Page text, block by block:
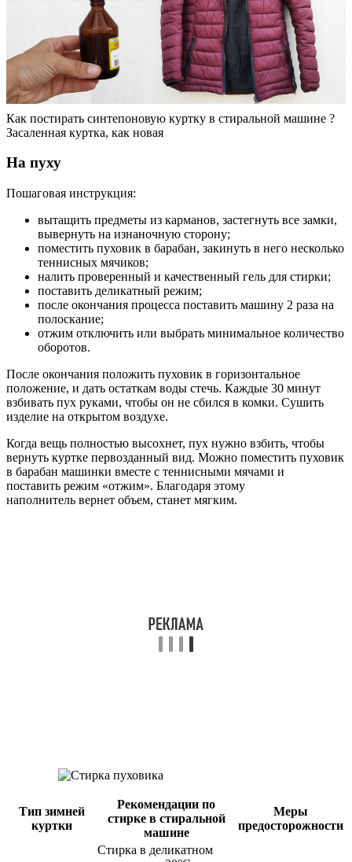
Как постирать синтепоновую куртку в стиральной машине ?
Засаленная куртка, как новая
На пуху
Пошаговая инструкция:
вытащить предметы из карманов, застегнуть все замки,
вывернуть на изнаночную сторону;
поместить пуховик в барабан, закинуть в него несколько
теннисных мячиков;
налить проверенный и качественный гель для стирки;
поставить деликатный режим;
после окончания процесса поставить машину 2 раза на
полоскание;
отжим отключить или выбрать минимальное количество
оборотов.
После окончания положить пуховик в горизонтальное
положение, и дать остаткам воды стечь. Каждые 30 минут
взбивать пух руками, чтобы он не сбился в комки. Сушить
изделие на открытом воздухе.
Когда вещь полностью высохнет, пух нужно взбить, чтобы
вернуть куртке первозданный вид. Можно поместить пуховик
в барабан машинки вместе с теннисными мячами и
поставить режим «отжим». Благодаря этому
наполнитель вернет объем, станет мягким.
Тип зимней
куртки
Рекомендации по
стирке в стиральной
машине
Меры
предосторожности
Стирка в деликатном